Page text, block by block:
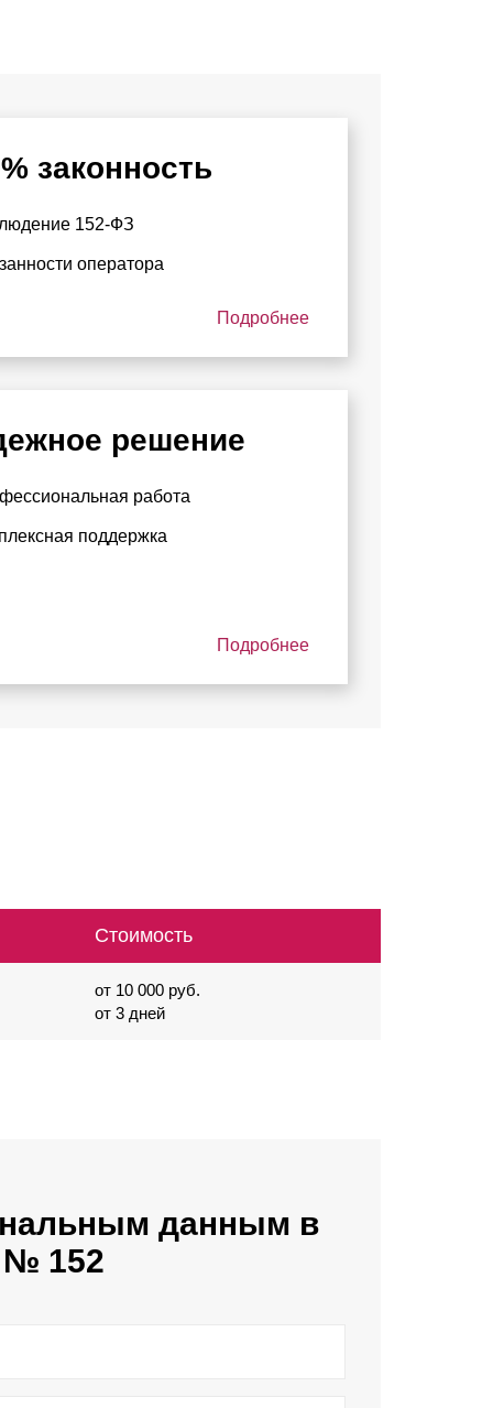
законность
152-ФЗ
оператора
Подробнее
решение
работа
поддержка
Подробнее
Стоимость
от 10 000 руб.
от 3 дней
данным в
№ 152